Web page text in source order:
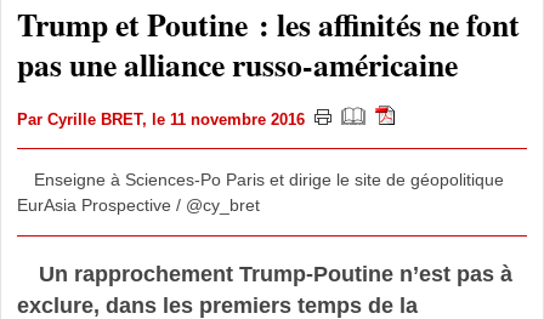
Trump et Poutine : les affinités ne font
pas une alliance russo-américaine
Par Cyrille BRET, le 11 novembre 2016
Enseigne à Sciences-Po Paris et dirige le site de géopolitique
EurAsia Prospective / @cy_bret
Un rapprochement Trump-Poutine n’est pas à
exclure, dans les premiers temps de la